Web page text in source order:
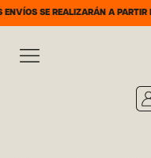
SE REALIZARÁN A PARTIR